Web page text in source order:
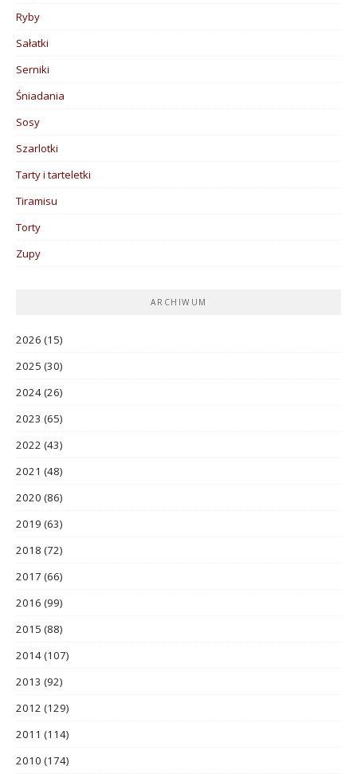
Ryby
Sałatki
Serniki
Śniadania
Sosy
Szarlotki
Tarty i tarteletki
Tiramisu
Torty
Zupy
ARCHIWUM
2026 (15)
2025 (30)
2024(26)
2023 (65)
2022 (43)
2021 (48)
2020 (86)
2019 (63)
2018 (72)
2017 (66)
2016 (99)
2015 (88)
2014(107)
2013 (92)
2012 (129)
2011 (114)
2010 (174)